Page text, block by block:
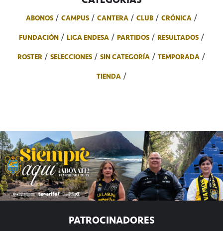
ABONOS CAMPUS CANTERA CLUB
CRÓNICA
FUNDACIÓN
LIGA ENDESA PARTIDOS
RESULTADOS
ROSTER
SELECCIONES SIN CATEGORÍA
TEMPORADA
TIENDA
PATROCINADORES